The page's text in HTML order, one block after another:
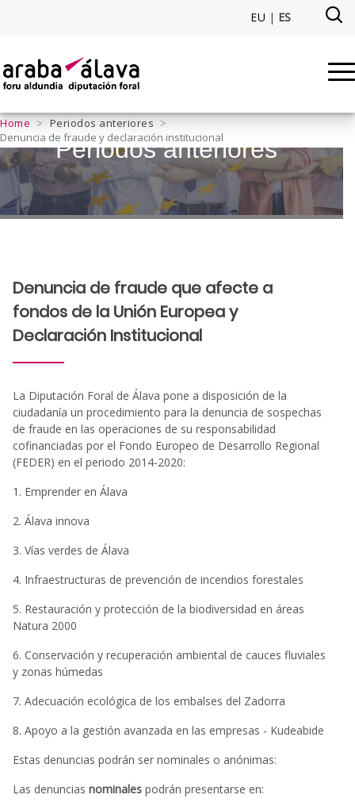
EU | ES
Denuncia de fraude y
Home
Periodos anteriores
Denuncia de fraude y declaración institucional
Periodos anteriores
Denuncia de fraude que afecte a
fondos de la Unión Europea y
Declaración Institucional
La Diputación Foral de Álava pone a disposición de la
ciudadanía un procedimiento para la denuncia de sospechas
de fraude en las operaciones de su responsabilidad
cofinanciadas por el Fondo Europeo de Desarrollo Regional
(FEDER) en el periodo 2014-2020:
1. Emprender en Álava
2. Álava innova
3. Vías verdes de Álava
4. Infraestructuras de prevención de incendios forestales
5. Restauración y protección de la biodiversidad en áreas
Natura 2000
6. Conservación y recuperación ambiental de cauces fluviales
y zonas húmedas
7. Adecuación ecológica de los embalses del Zadorra
8. Apoyo a la gestión avanzada en las empresas - Kudeabide
Estas denuncias podrán ser nominales o anónimas:
Las denuncias nominales podrán presentarse en: